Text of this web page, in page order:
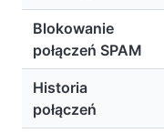
Blokowanie
połączeń SPAM
Historia
połączeń